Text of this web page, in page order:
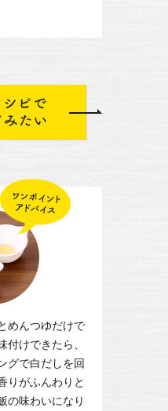
めんつゆだけで
付けできたら、
グで白だしを回
りがふんわりと
の味わいになり